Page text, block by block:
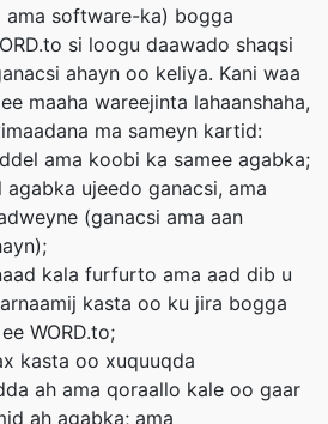
ama software-ka) bogga
si loogu daawado shaqsi
ahayn oo keliya. Kani waa
maaha wareejinta lahaanshaha,
ma sameyn kartid:
ama koobi ka samee agabka;
agabka ujeedo ganacsi, ama
(ganacsi ama aan
kala furfurto ama aad dib u
kasta oo ku jira bogga
WORD.to;
kasta oo xuquuqda
ah ama qoraallo kale oo gaar
ah agabka; ama